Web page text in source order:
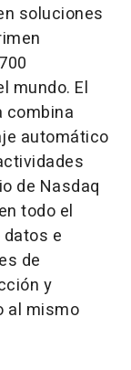
soluciones
mundo. El
combina
automático
de Nasdaq
todo el
e
de
y
al mismo